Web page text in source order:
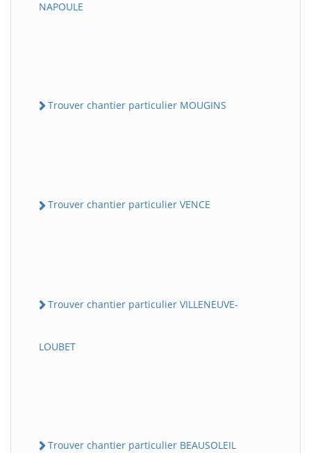
NAPOULE
Trouver chantier particulier MOUGINS
Trouver chantier particulier VENCE
Trouver chantier particulier VILLENEUVE-
LOUBET
Trouver chantier particulier BEAUSOLEIL